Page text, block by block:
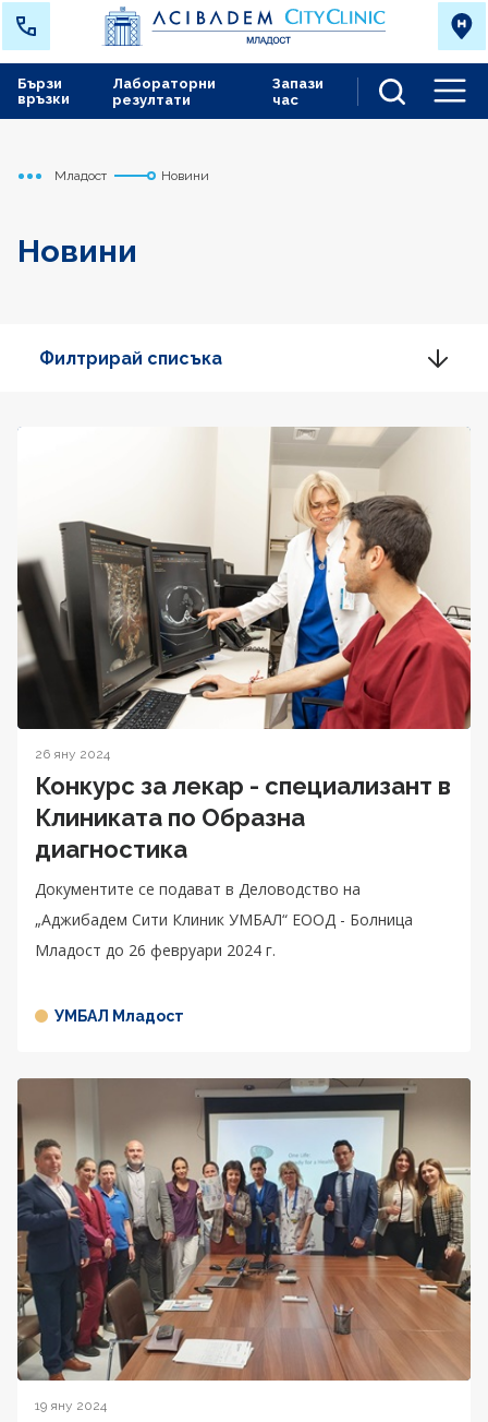
Лабораторни
резултати
Запази
час
Бързи
връзки
Начало
Младост Новини
Новини
Филтрирай списъка
26 яну 2024
Конкурс за лекар - специализант в
Клиниката по Образна
диагностика
Документите се подават в Деловодство на
„Аджибадем Сити Клиник УМБАЛ“ ЕООД - Болница
Младост до 26 февруари 2024 г.
УМБАЛ Младост
19 яну 2024